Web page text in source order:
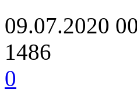
09.07.2020
1486
0